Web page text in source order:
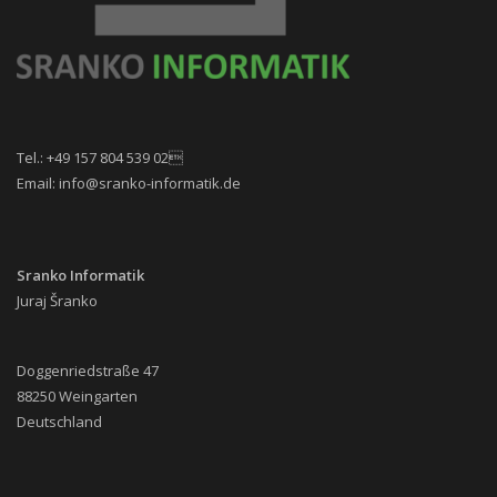
Tel.: +49 157 804 539 02
Email: info@sranko-informatik.de
Sranko Informatik
Juraj Šranko
Doggenriedstraße 47
88250 Weingarten
Deutschland